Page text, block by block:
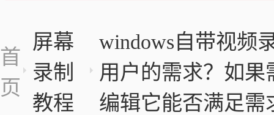
首
页
屏幕
录制
教程
windows自带视频
用户的需求？如
编辑它能否满足需